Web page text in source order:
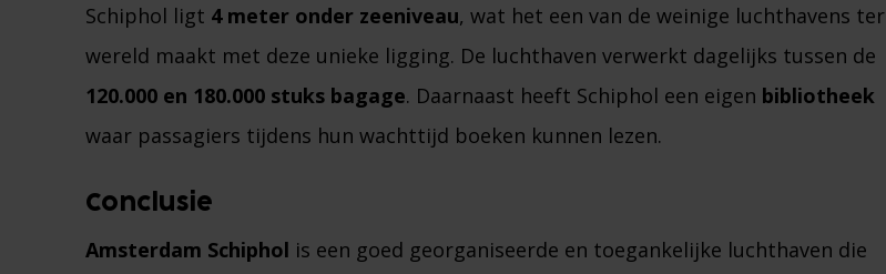
Schiphol ligt 4 meter onder zeeniveau, wat het een van de weinige luchthavens ter
wereld maakt met deze unieke ligging. De luchthaven verwerkt dagelijks tussen de
120.000 en 180.000 stuks bagage. Daarnaast heeft Schiphol een eigen bibliotheek
waar passagiers tijdens hun wachttijd boeken kunnen lezen​.
Conclusie
Amsterdam Schiphol is een goed georganiseerde en toegankelijke luchthaven die